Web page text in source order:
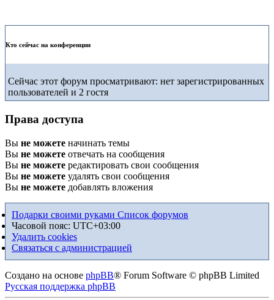
Кто сейчас на конференции
Сейчас этот форум просматривают: нет зарегистрированных
пользователей и 2 гостя
Права доступа
Вы не можете начинать темы
Вы не можете отвечать на сообщения
Вы не можете редактировать свои сообщения
Вы не можете удалять свои сообщения
Вы не можете добавлять вложения
Подарки своими руками Список форумов
Часовой пояс: UTC+03:00
Удалить cookies
Связаться с администрацией
Создано на основе phpBB® Forum Software © phpBB Limited
Русская поддержка phpBB